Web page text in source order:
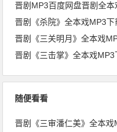
晋剧MP3百度网盘晋剧全本
晋剧《杀院》全本戏MP3下
晋剧《三关明月》全本戏
晋剧《三击掌》全本戏MP3
随便看看
晋剧《三审潘仁美》全本戏